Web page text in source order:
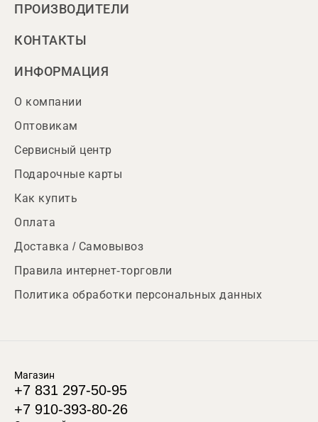
ПРОИЗВОДИТЕЛИ
КОНТАКТЫ
ИНФОРМАЦИЯ
О компании
Оптовикам
Сервисный центр
Подарочные карты
Как купить
Оплата
Доставка / Самовывоз
Правила интернет-торговли
Политика обработки персональных данных
Магазин
+7 831 297-50-95
+7 910-393-80-26